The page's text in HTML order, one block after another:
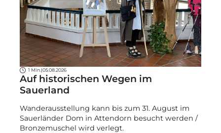
1 Min.| 05.08.2026
Auf historischen Wegen im
Sauerland
Wanderausstellung kann bis zum 31. August im
Sauerländer Dom in Attendorn besucht werden /
Bronzemuschel wird verlegt.